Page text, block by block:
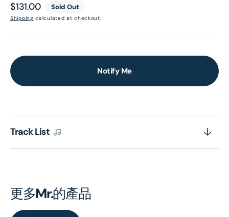
Regular
price
$131.00 Sold Out
Shipping calculated at checkout.
Notify Me
Track List
更多Mr.的產品